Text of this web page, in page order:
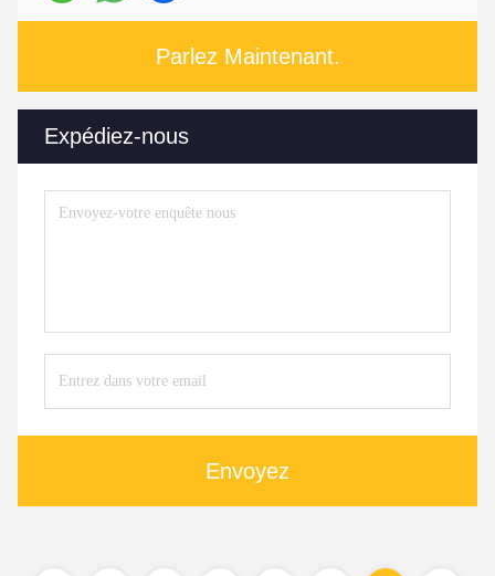
Parlez Maintenant.
Expédiez-nous
Envoyez